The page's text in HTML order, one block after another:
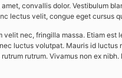
convallis dolor. Vestibulum
lectus velit, congue eget cursus
velit nec, fringilla massa. Etiam
luctus volutpat. Mauris id luctus
rutrum. Vivamus non ex